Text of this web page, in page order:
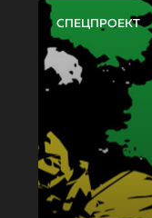
СПЕЦПРОЕКТ